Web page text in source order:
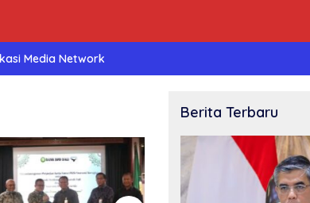
Media Network
Berita Terbaru